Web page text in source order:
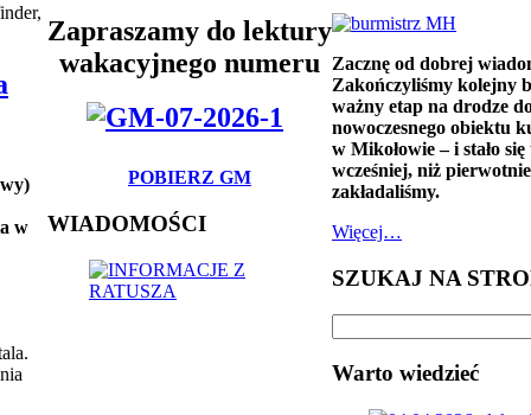
w
Zapraszamy do lektury
wakacyjnego numeru
POBIERZ GM
WIADOMOŚCI
Zacznę od dobrej
Zakończyliśmy kolejny
ważny etap na drodze
nowoczesnego obiektu
w Mikołowie – i stało się
wcześniej, niż pierwotnie
zakładaliśmy.
Więcej…
SZUKAJ NA
Warto wiedzieć